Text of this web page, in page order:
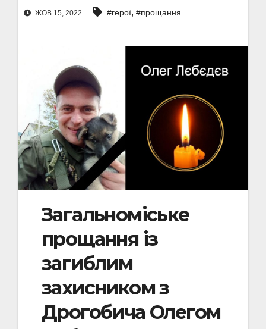
ЖОВ 15, 2022 #герої, #прощання
Загальноміське
прощання із
загиблим
захисником з
Дрогобича Олегом